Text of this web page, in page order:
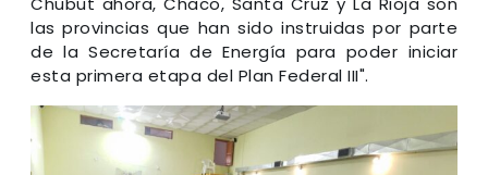
las provincias que han sido instruidas por parte
de la Secretaría de Energía para poder iniciar
esta primera etapa del Plan Federal III".